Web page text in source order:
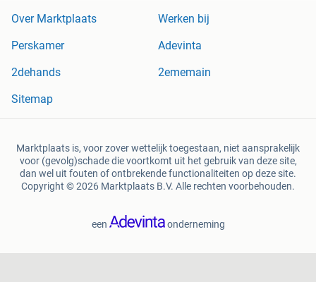
Over Marktplaats
Werken bij
Perskamer
Adevinta
2dehands
2ememain
Sitemap
Marktplaats is, voor zover wettelijk toegestaan, niet aansprakelijk
voor (gevolg)schade die voortkomt uit het gebruik van deze site,
dan wel uit fouten of ontbrekende functionaliteiten op deze site.
Copyright © 2026 Marktplaats B.V. Alle rechten voorbehouden.
een onderneming